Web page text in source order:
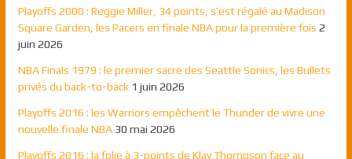
Playoffs 2000 : Reggie Miller, 34 points, s’est régalé au Madison
Square Garden, les Pacers en finale NBA pour la première fois 2
juin 2026
NBA Finals 1979 : le premier sacre des Seattle Sonics, les Bullets
privés du back-to-back 1 juin 2026
Playoffs 2016 : les Warriors empêchent le Thunder de vivre une
nouvelle finale NBA 30 mai 2026
Playoffs 2016 : la folie à 3-points de Klay Thompson face au